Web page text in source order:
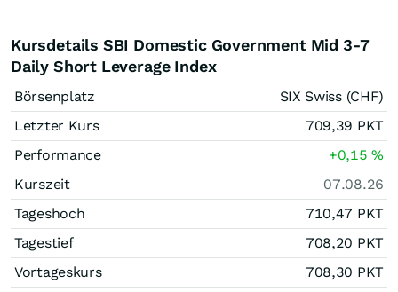
Kursdetails SBI Domestic Government Mid 3-7
Daily Short Leverage Index
Börsenplatz
SIX Swiss (CHF)
Letzter Kurs
709,39 PKT
Performance
+0,15%
Kurszeit
07.08.26
Tageshoch
710,47 PKT
Tagestief
708,20 PKT
Vortageskurs
708,30 PKT